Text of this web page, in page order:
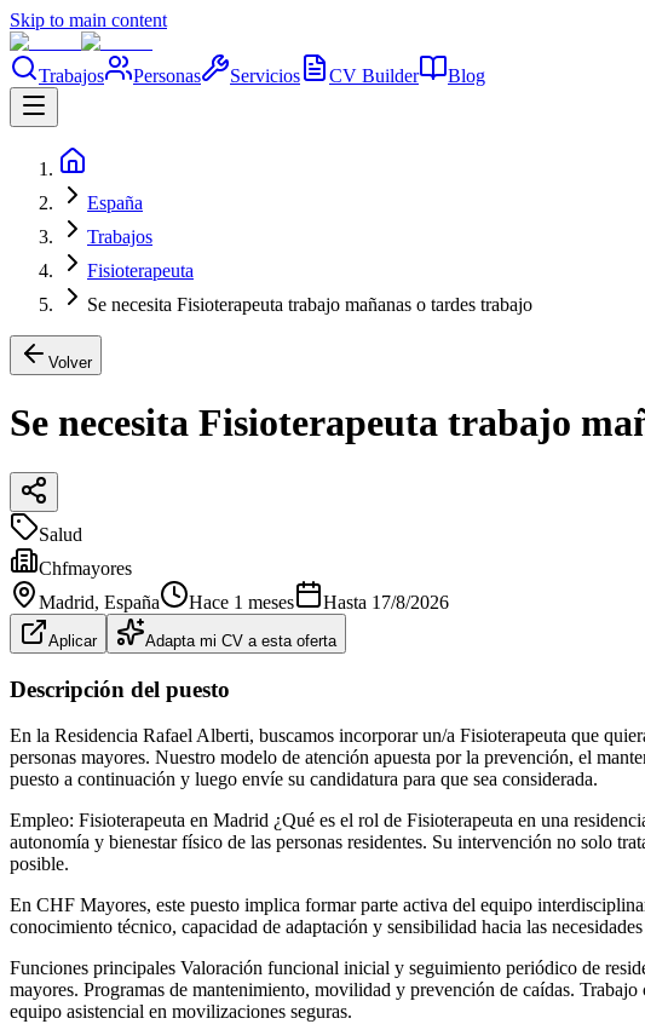
Skip to main content
Trabajos Personas Servicios CV Builder Blog
España
Trabajos
Fisioterapeuta
Se necesita Fisioterapeuta trabajo mañanas o tardes trabajo
Volver
Se necesita Fisioterapeuta trabajo
Salud
Chfmayores
Madrid, España Hace 1 meses Hasta 17/8/2026
Aplicar Adapta mi CV a esta oferta
Descripción del puesto
En la Residencia Rafael Alberti, buscamos incorporar un/a Fisioterapeuta que
personas mayores. Nuestro modelo de atención apuesta por la prevención, el
puesto a continuación y luego envíe su candidatura para que sea considerada.
Empleo: Fisioterapeuta en Madrid ¿Qué es el rol de Fisioterapeuta en una
autonomía y bienestar físico de las personas residentes. Su intervención no solo
posible.
En CHF Mayores, este puesto implica formar parte activa del equipo
conocimiento técnico, capacidad de adaptación y sensibilidad hacia las
Funciones principales Valoración funcional inicial y seguimiento periódico de
mayores. Programas de mantenimiento, movilidad y prevención de caídas.
equipo asistencial en movilizaciones seguras.